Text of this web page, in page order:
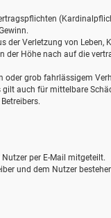
Verletzung von Leben,
Höhe nach auf die
grob fahrlässigem
auch für mittelbare
per E-Mail mitgeteilt.
und dem Nutzer